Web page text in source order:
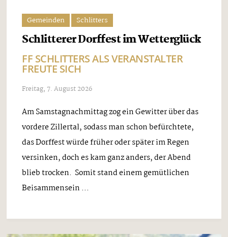
Gemeinden Schlitters
Schlitterer Dorffest im Wetterglück
FF SCHLITTERS ALS VERANSTALTER
FREUTE SICH
Freitag, 7. August 2026
Am Samstagnachmittag zog ein Gewitter über das
vordere Zillertal, sodass man schon befürchtete,
das Dorffest würde früher oder später im Regen
versinken, doch es kam ganz anders, der Abend
blieb trocken. Somit stand einem gemütlichen
Beisammensein ...